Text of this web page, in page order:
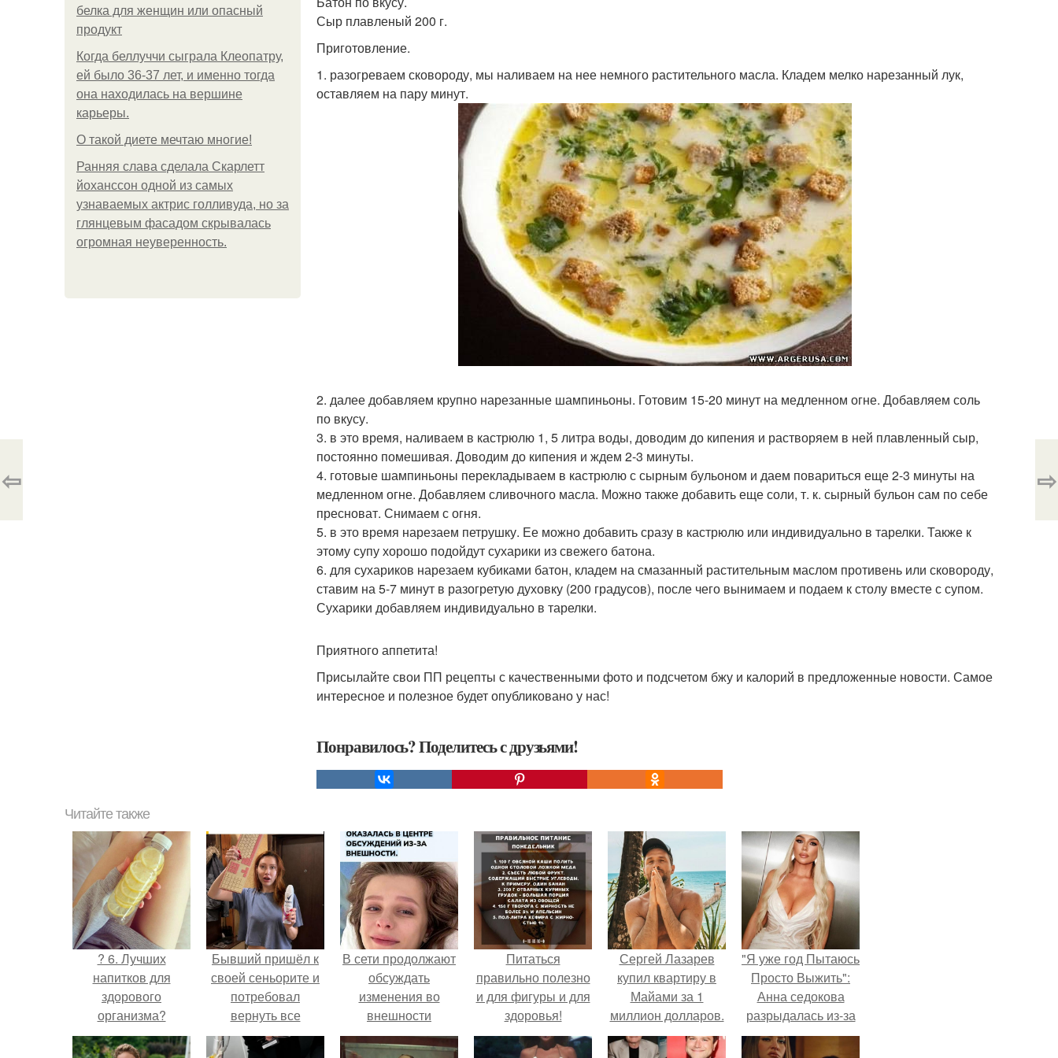
белка для женщин или опасный
продукт
Когда беллуччи сыграла Клеопатру,
ей было 36-37 лет, и именно тогда
она находилась на вершине
карьеры.
О такой диете мечтаю многие!
Ранняя слава сделала Скарлетт
йоханссон одной из самых
узнаваемых актрис голливуда, но за
глянцевым фасадом скрывалась
огромная неуверенность.
Сыр плавленый 200 г.
Приготовление.
1. разогреваем сковороду, мы наливаем на нее немного растительного масла. Кладем мелко нарезанный лук,
оставляем на пару минут.
2. далее добавляем крупно нарезанные шампиньоны. Готовим 15-20 минут на медленном огне. Добавляем соль
по вкусу.
3. в это время, наливаем в кастрюлю 1, 5 литра воды, доводим до кипения и растворяем в ней плавленный сыр,
постоянно помешивая. Доводим до кипения и ждем 2-3 минуты.
4. готовые шампиньоны перекладываем в кастрюлю с сырным бульоном и даем повариться еще 2-3 минуты на
медленном огне. Добавляем сливочного масла. Можно также добавить еще соли, т. к. сырный бульон сам по себе
пресноват. Снимаем с огня.
5. в это время нарезаем петрушку. Ее можно добавить сразу в кастрюлю или индивидуально в тарелки. Также к
этому супу хорошо подойдут сухарики из свежего батона.
6. для сухариков нарезаем кубиками батон, кладем на смазанный растительным маслом противень или сковороду,
ставим на 5-7 минут в разогретую духовку (200 градусов), после чего вынимаем и подаем к столу вместе с супом.
Сухарики добавляем индивидуально в тарелки.
Приятного аппетита!
Присылайте свои ПП рецепты с качественными фото и подсчетом бжу и калорий в предложенные новости. Самое
интересное и полезное будет опубликовано у нас!
Понравилось? Поделитесь с друзьями!
⇦ ⇨
Читайте также
? 6. Лучших
напитков для
здорового
организма?
Бывший пришёл к
своей сеньорите и
потребовал
вернуть все
подарки.
В сети продолжают
обсуждать
изменения во
внешности
актрисы.
Питаться
правильно полезно
и для фигуры и для
здоровья!
Сергей Лазарев
купил квартиру в
Майами за 1
миллион долларов.
"Я уже год Пытаюсь
Просто Выжить":
Анна седокова
разрыдалась из-за
жесткой травли и
проклятий в сети.